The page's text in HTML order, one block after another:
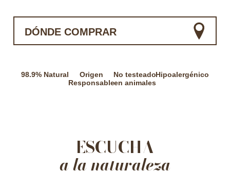
DÓNDE COMPRAR
98.9% Natural
Origen
Responsable
No testeado
en animales
Hipoalergénico
ESCUCHA
a la naturaleza